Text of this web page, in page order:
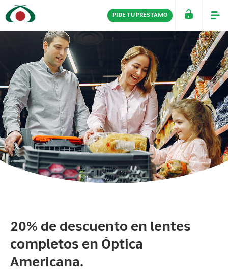
PIDE TU PRÉSTAMO
PERSONAS EMPRESAS
20% de descuento en lentes
completos en Óptica
Americana.